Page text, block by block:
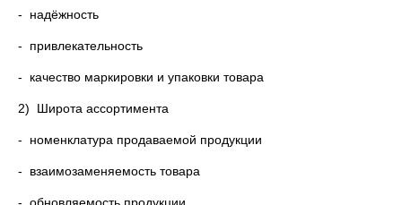
- надёжность
- привлекательность
- качество маркировки и упаковки товара
2) Широта ассортимента
- номенклатура продаваемой продукции
- взаимозаменяемость товара